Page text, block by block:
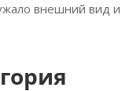
внешний вид и